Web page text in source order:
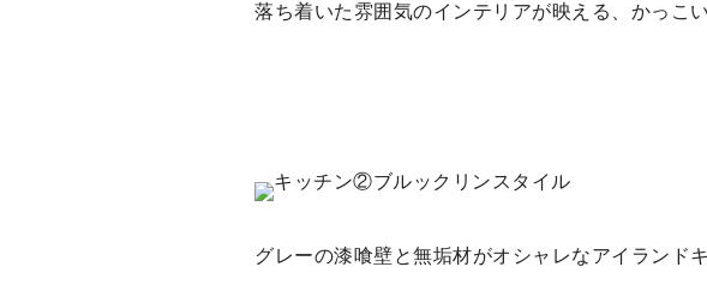
落ち着いた雰囲気のインテリアが映える、かっこ
グレーの漆喰壁と無垢材がオシャレなアイランドキ